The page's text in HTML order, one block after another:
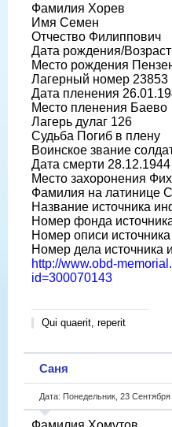
Фамилия Хорев
Имя Семен
Отчество Филиппович
Дата рождения/
Место рождения
Лагерный номер 23853
Дата пленения
Место пленения Баево
Лагерь дулаг 126
Судьба Погиб в плену
Воинское звание
Дата смерти 28.12.1944
Место захоронения
Фамилия на латинице
Название источника
Номер фонда
Номер описи
Номер дела источника
http://www.obd-
id=300070143
Qui quaerit, reperit
Саня
Дата: Понедельник, 23